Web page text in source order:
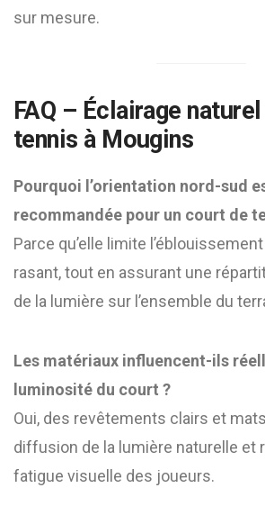
sur mesure.
FAQ – Éclairage
tennis à Mougins
Pourquoi l’orientation nord-sud
recommandée pour un court de
Parce qu’elle limite
rasant, tout en assurant une
de la lumière sur l’ensemble du
Les matériaux influencent-ils
luminosité du court ?
Oui, des revêtements clairs et
diffusion de la lumière naturelle et
fatigue visuelle des joueurs.